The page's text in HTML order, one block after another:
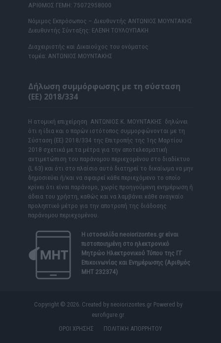
ΑΡΙΘΜΟΣ ΓΕΜΗ: 75072958000
Νόμιμος Εκπρόσωπος – Διευθυντής ΑΝΤΩΝΙΟΣ ΜΟΥΝΤΑΚΗΣ
Διευθυντής Σύνταξης: ΕΛΕΝΗ ΤΟΥΛΟΥΠΑΚΗ
Διαχειριστής και Δικαιούχος του ονόματος
τομέα: ΑΝΤΩΝΙΟΣ ΜΟΥΝΤΑΚΗΣ
Δήλωση συμμόρφωσης με τη σύσταση
(ΕΕ) 2018/334
Η ατομική επιχείρηση ΑΝΤΩΝΙΟΣ Κ. ΜΟΥΝΤΑΚΗΣ δηλώνει
ότι η ίδια και ο παρών ιστότοπος συμμορφώνονται με τη
Σύσταση (ΕΕ) 2018/334 της Επιτροπής της 1ης Μαρτίου
2018 σχετικά με τα μέτρα για την αποτελεσματική
αντιμετώπιση του παράνομου περιεχομένου στο διαδίκτυο
(L 63) και ότι στο πλαίσιο αυτό διατηρεί το δικαίωμα να μην
δημοσιεύει ή/και να αφαιρεί κάθε περιεχόμενο το οποίο
κρίνει ότι είναι παράνομο, χωρίς προηγούμενη ενημέρωση ή
άδεια του χρήστη, καθώς και να λαμβάνει κάθε αναγκαίο
προληπτικό μέτρο για την αποτροπή της διάδοσης
παράνομου περιεχομένου.
Η ιστοσελίδα neoiorizontes.grείναι
πιστοποιημένη στο ηλεκτρονικό
Μητρώο Ηλεκτρονικού Τύπου της ΓΓ
Επικοινωνίας και Ενημέρωσης (Αριθμός
ΜΗΤ 232374)
Copyright © 2026. Created by neoiorizontes.gr Powered by
eurofigure.gr
ΟΡΟΙ ΧΡΗΣΗΣ
ΠΟΛΙΤΙΚΗ ΑΠΟΡΡΗΤΟΥ